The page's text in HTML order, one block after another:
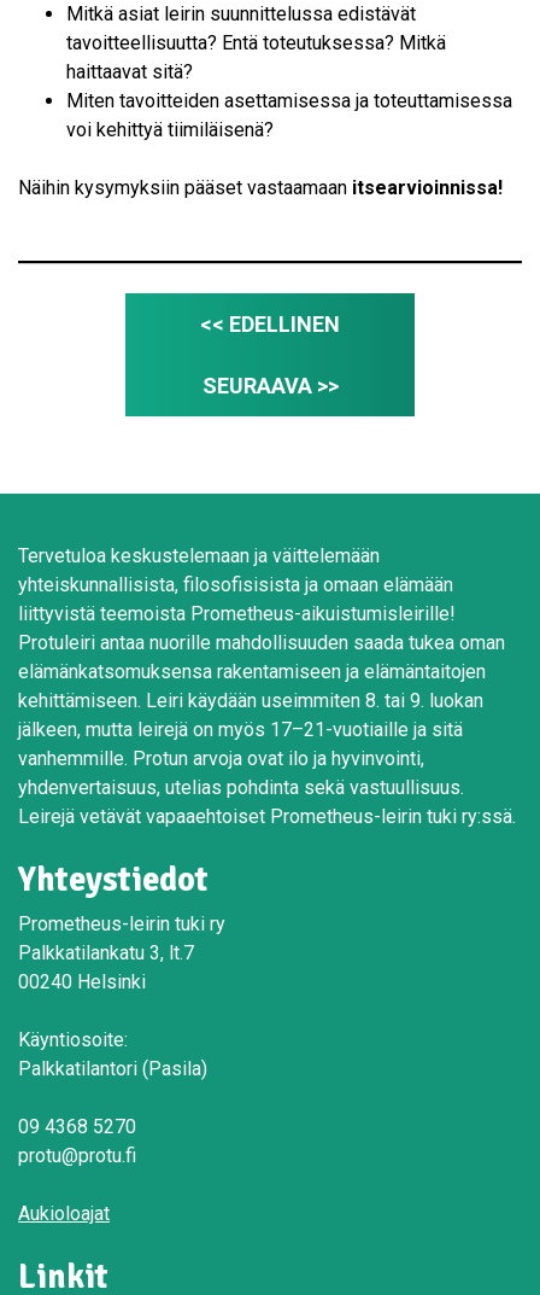
Mitkä asiat leirin suunnittelussa edistävät
tavoitteellisuutta? Entä toteutuksessa? Mitkä
haittaavat sitä?
Miten tavoitteiden asettamisessa ja toteuttamisessa
voi kehittyä tiimiläisenä?
Näihin kysymyksiin pääset vastaamaan itsearvioinnissa!
<< EDELLINEN
SEURAAVA >>
Tervetuloa keskustelemaan ja väittelemään
yhteiskunnallisista, filosofisisista ja omaan elämään
liittyvistä teemoista Prometheus-aikuistumisleirille!
Protuleiri antaa nuorille mahdollisuuden saada tukea oman
elämänkatsomuksensa rakentamiseen ja elämäntaitojen
kehittämiseen. Leiri käydään useimmiten 8. tai 9. luokan
jälkeen, mutta leirejä on myös 17–21-vuotiaille ja sitä
vanhemmille. Protun arvoja ovat ilo ja hyvinvointi,
yhdenvertaisuus, utelias pohdinta sekä vastuullisuus.
Leirejä vetävät vapaaehtoiset Prometheus-leirin tuki ry:ssä.
Yhteystiedot
Prometheus-leirin tuki ry
Palkkatilankatu 3, lt.7
00240 Helsinki
Käyntiosoite:
Palkkatilantori (Pasila)
09 4368 5270
protu@protu.fi
Aukioloajat
Linkit